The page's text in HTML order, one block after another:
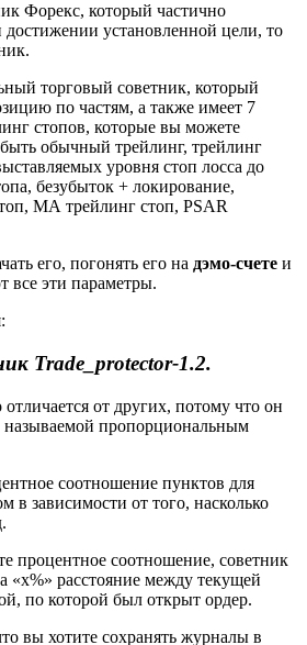
Форекс, который частично
установленной цели, то
торговый советник, который
по частям, а также имеет 7
стопов, которые вы можете
обычный трейлинг, трейлинг
уровня стоп лосса до
безубыток + локирование,
МА трейлинг стоп, PSAR
его, погонять его на дэмо-счете и
все эти параметры.
Trade_protector-1.2.
от других, потому что он
пропорциональным
соотношение пунктов для
в зависимости от того, насколько
процентное соотношение, советник
«x%» расстояние между текущей
по которой был открыт ордер.
вы хотите сохранять журналы в